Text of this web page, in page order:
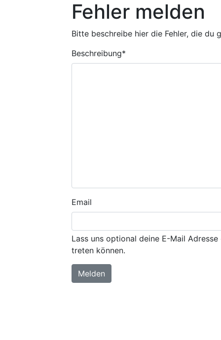
Fehler melden
Bitte beschreibe hier die Fehler, die du
Beschreibung*
Email
Lass uns optional deine E-Mail
treten können.
Melden